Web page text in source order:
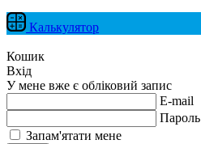
Калькулятор
Кошик
Вхід
У мене вже є обліковий запис
E-mail
Пароль
Запам'ятати мене